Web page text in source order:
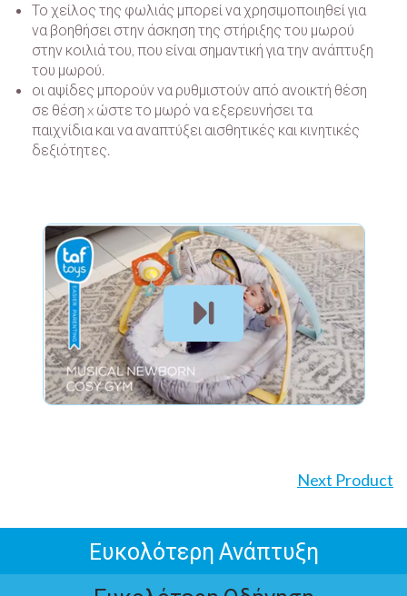
Το χείλος της φωλιάς μπορεί να χρησιμοποιηθεί για
να βοηθήσει στην άσκηση της στήριξης του μωρού
στην κοιλιά του, που είναι σημαντική για την ανάπτυξη
του μωρού.
οι αψίδες μπορούν να ρυθμιστούν από ανοικτή θέση
σε θέση x ώστε το μωρό να εξερευνήσει τα
παιχνίδια και να αναπτύξει αισθητικές και κινητικές
δεξιότητες.
Next Product
Eυκολότερη Ανάπτυξη